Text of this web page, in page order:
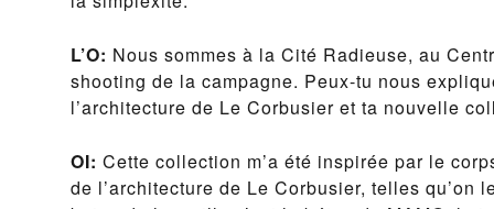
L’O: Nous sommes à la Cité Radieuse, au
shooting de la campagne. Peux-tu nous
l’architecture de Le Corbusier et ta nouvelle
OI: Cette collection m’a été inspirée par le
de l’architecture de Le Corbusier, telles qu’on